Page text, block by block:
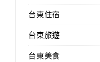
台東住宿
台東旅遊
台東美食